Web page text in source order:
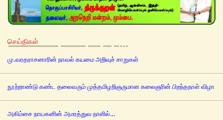
செய்திகள்
மு.வரதராசனாரின் நாவல் கயமை அறிவுச் சாறுகள்
நூற்றாண்டு கண்ட தலைவரும் முத்தமிழறிஞருமான கலைஞரின் பிறந்தநாள் விழா
அகிம்சை நாயகனின் அமரத்துவ நாளில்…